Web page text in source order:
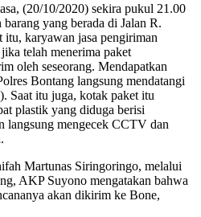
(20/10/2020) sekira pukul 21.00
yang berada di Jalan R.
itu, karyawan jasa pengiriman
telah menerima paket
oleh seseorang. Mendapatkan
Bontang langsung mendatangi
Saat itu juga, kotak paket itu
plastik yang diduga berisi
langsung mengecek CCTV dan
Martunas Siringoringo, melalui
AKP Suyono mengatakan bahwa
akan dikirim ke Bone,